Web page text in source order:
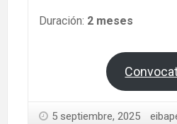
Duración: 2 meses
5 septiembre, 2025